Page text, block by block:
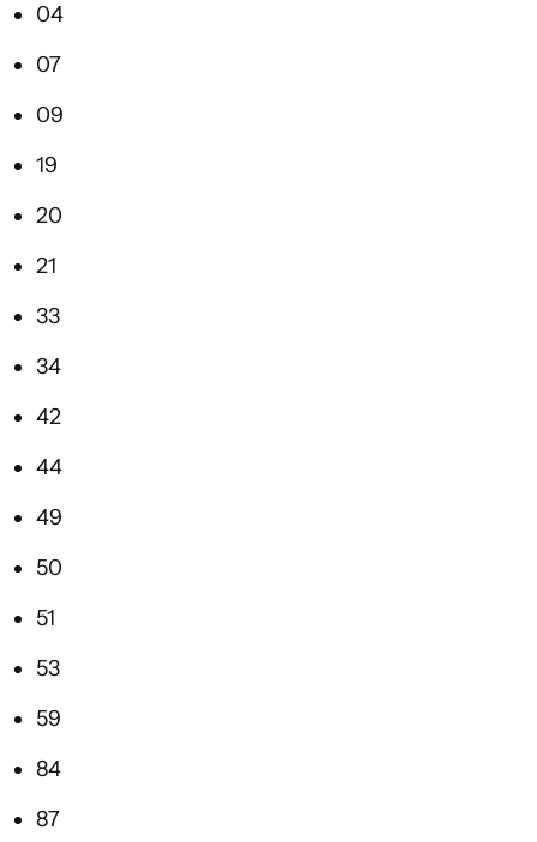
04
07
09
19
20
21
33
34
42
44
49
50
51
53
59
84
87